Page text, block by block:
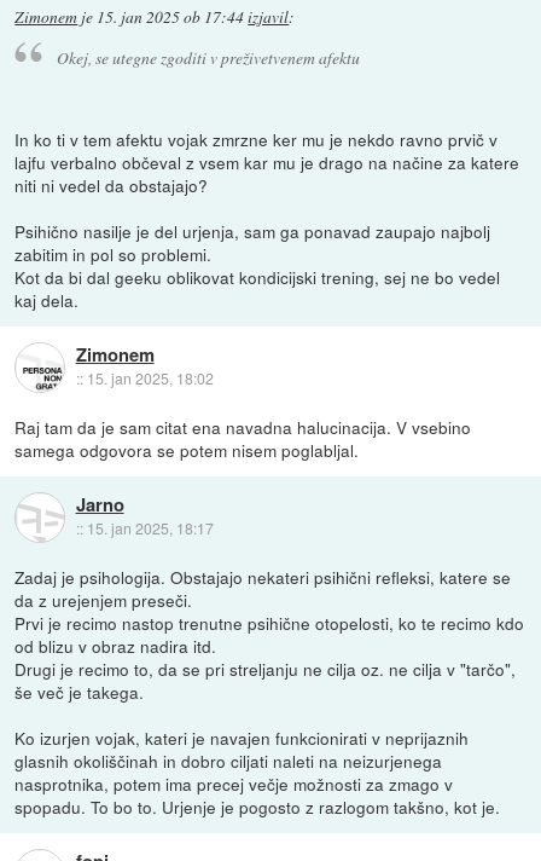
Zimonem je 15. jan 2025 ob 17:44izjavil:
Okej, se utegne zgoditi v preživetvenem afektu
In ko ti v tem afektu vojak zmrzne ker mu je nekdo ravno prvič v
lajfu verbalno občeval z vsem kar mu je drago na načine za katere
niti ni vedel da obstajajo?
Psihično nasilje je del urjenja, sam ga ponavad zaupajo najbolj
zabitim in pol so problemi.
Kot da bi dal geeku oblikovat kondicijski trening, sej ne bo vedel
kaj dela.
Zimonem
:: 15. jan 2025, 18:02
Raj tam da je sam citat ena navadna halucinacija. V vsebino
samega odgovora se potem nisem poglabljal.
Jarno
:: 15. jan 2025, 18:17
Zadaj je psihologija. Obstajajo nekateri psihični refleksi, katere se
da z urejenjem preseči.
Prvi je recimo nastop trenutne psihične otopelosti, ko te recimo kdo
od blizu v obraz nadira itd.
Drugi je recimo to, da se pri streljanju ne cilja oz. ne cilja v "tarčo",
še več je takega.
Ko izurjen vojak, kateri je navajen funkcionirati v neprijaznih
glasnih okoliščinah in dobro ciljati naleti na neizurjenega
nasprotnika, potem ima precej večje možnosti za zmago v
spopadu. To bo to. Urjenje je pogosto z razlogom takšno, kot je.